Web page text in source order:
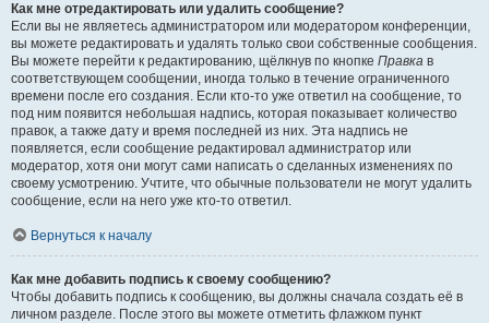
Как мне отредактировать или удалить сообщение?
Если вы не являетесь администратором или модератором конференции,
вы можете редактировать и удалять только свои собственные сообщения.
Вы можете перейти к редактированию, щёлкнув по кнопке Правка в
соответствующем сообщении, иногда только в течение ограниченного
времени после его создания. Если кто-то уже ответил на сообщение, то
под ним появится небольшая надпись, которая показывает количество
правок, а также дату и время последней из них. Эта надпись не
появляется, если сообщение редактировал администратор или
модератор, хотя они могут сами написать о сделанных изменениях по
своему усмотрению. Учтите, что обычные пользователи не могут удалить
сообщение, если на него уже кто-то ответил.
Вернуться к началу
Как мне добавить подпись к своему сообщению?
Чтобы добавить подпись к сообщению, вы должны сначала создать её в
личном разделе. После этого вы можете отметить флажком пункт